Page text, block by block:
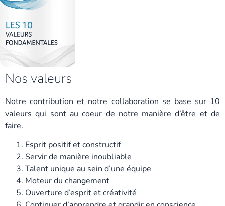
Nos valeurs
Notre contribution et notre collaboration se base sur 10
valeurs qui sont au coeur de notre manière d’être et de
faire.
Esprit positif et constructif
Servir de manière inoubliable
Talent unique au sein d’une équipe
Moteur du changement
Ouverture d’esprit et créativité